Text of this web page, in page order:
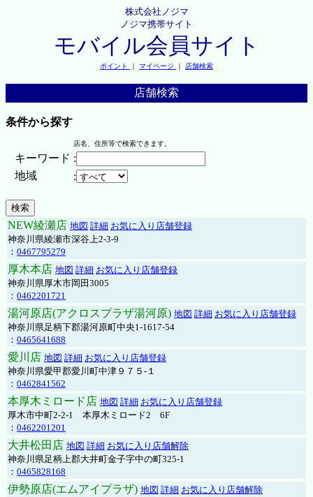
株式会社ノジマ
ノジマ携帯サイト
モバイル会員サイト
ポイント ｜ マイページ ｜ 店舗検索
店舗検索
条件から探す
店名、住所等で検索できます。
キーワード :
地域
:
NEW綾瀬店 地図 詳細 お気に入り店舗登録
神奈川県綾瀬市深谷上2-3-9
： 0467795279
厚木本店 地図 詳細 お気に入り店舗登録
神奈川県厚木市岡田3005
： 0462201721
湯河原店(アクロスプラザ湯河原) 地図 詳細 お気に入り店舗登録
神奈川県足柄下郡湯河原町中央1-1617-54
： 0465641688
愛川店 地図 詳細 お気に入り店舗登録
神奈川県愛甲郡愛川町中津９７５-１
： 0462841562
本厚木ミロード店 地図 詳細 お気に入り店舗登録
厚木市中町2-2-1 本厚木ミロード2 6F
： 0462201201
大井松田店 地図 詳細 お気に入り店舗解除
神奈川県足柄上郡大井町金子字中の町325-1
： 0465828168
伊勢原店(エムアイプラザ) 地図 詳細 お気に入り店舗解除